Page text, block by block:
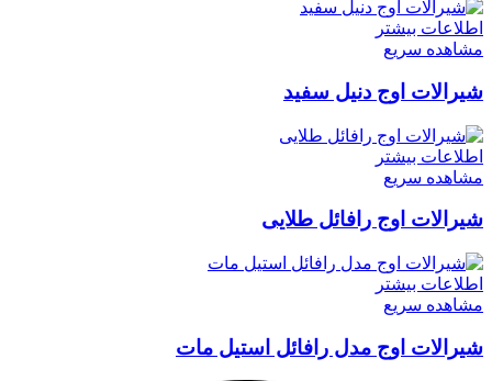
اطلاعات بیشتر
مشاهده سریع
شیرالات اوج دنیل سفید
اطلاعات بیشتر
مشاهده سریع
شیرالات اوج رافائل طلایی
اطلاعات بیشتر
مشاهده سریع
شیرالات اوج مدل رافائل استیل مات